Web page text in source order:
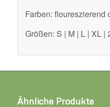
Farben: floureszierend
Größen: S | M | L | XL |
Ähnliche Produkte